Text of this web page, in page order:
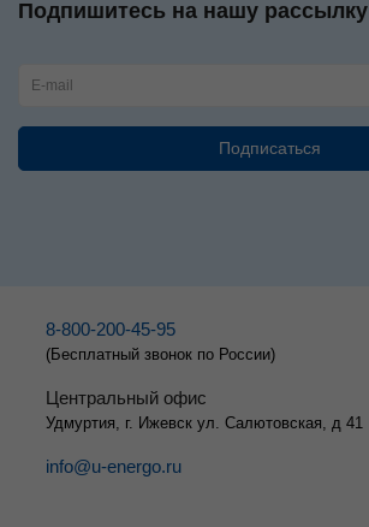
Подпишитесь на нашу рассылку
8-800-200-45-95
(Бесплатный звонок по России)
Центральный офис
Удмуртия, г. Ижевск ул. Салютовская, д 41
info@u-energo.ru